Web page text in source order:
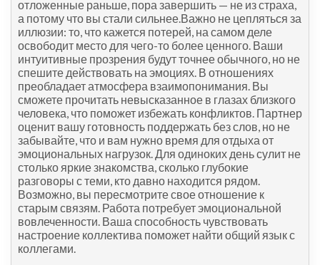
отложенные раньше, пора завершить — не из страха,
а потому что вы стали сильнее.Важно не цепляться за
иллюзии: то, что кажется потерей, на самом деле
освободит место для чего-то более ценного. Ваши
интуитивные прозрения будут точнее обычного, но не
спешите действовать на эмоциях. В отношениях
преобладает атмосфера взаимопонимания. Вы
сможете прочитать невысказанное в глазах близкого
человека, что поможет избежать конфликтов. Партнер
оценит вашу готовность поддержать без слов, но не
забывайте, что и вам нужно время для отдыха от
эмоциональных нагрузок. Для одиноких день сулит не
столько яркие знакомства, сколько глубокие
разговоры с теми, кто давно находится рядом.
Возможно, вы пересмотрите свое отношение к
старым связям. Работа потребует эмоциональной
вовлеченности. Ваша способность чувствовать
настроение коллектива поможет найти общий язык с
коллегами.